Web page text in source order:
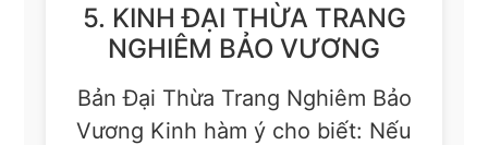
5. KINH ĐẠI THỪA TRANG
NGHIÊM BẢO VƯƠNG
Bản Đại Thừa Trang Nghiêm Bảo
Vương Kinh hàm ý cho biết: Nếu